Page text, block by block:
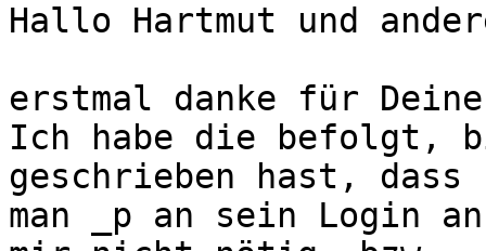
Hallo Hartmut und
erstmal danke für
Ich habe die befolgt,
geschrieben hast, dass
man _p an sein Login